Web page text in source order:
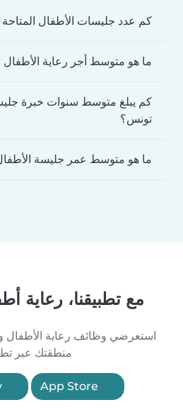
كم عدد جليسات الأطفال
ما هو متوسط أجر رعاية
كم يبلغ متوسط سنوات خبرة
تونس؟
ما هو متوسط عمر جليسة
مع تطبيقنا، رعاية
استعرضي وظائف رعاية الأطفال
منطقتك عبر